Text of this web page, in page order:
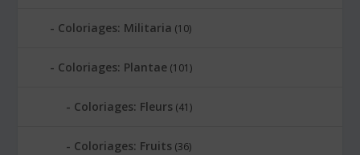
Coloriages: Militaria (10)
Coloriages: Plantae (101)
Coloriages: Fleurs (41)
Coloriages: Fruits (36)